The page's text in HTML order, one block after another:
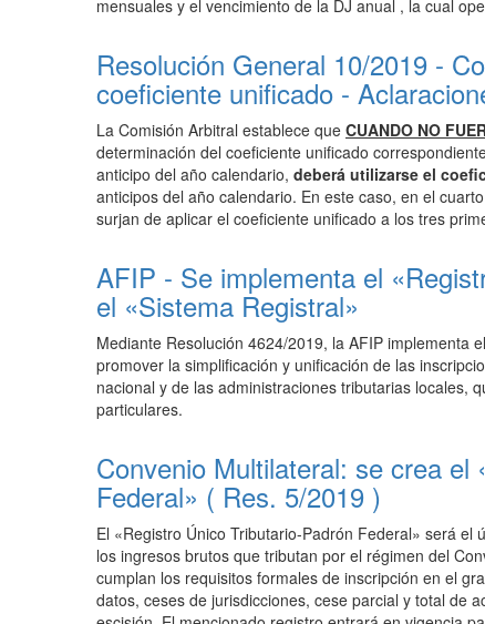
mensuales y el vencimiento de la DJ anual , la cual
Resolución General 10/2019 -
coeficiente unificado -
La Comisión Arbitral establece que CUANDO NO
determinación del coeficiente unificado
anticipo del año calendario, deberá utilizarse el
anticipos del año calendario. En este caso, en el
surjan de aplicar el coeficiente unificado a los tres
AFIP - Se implementa el
el «Sistema Registral»
Mediante Resolución 4624/2019, la AFIP implementa el
promover la simplificación y unificación de las
nacional y de las administraciones tributarias locales,
particulares.
Convenio Multilateral: se crea el
Federal» ( Res. 5/2019 )
El «Registro Único Tributario-Padrón Federal» será
los ingresos brutos que tributan por el régimen del
cumplan los requisitos formales de inscripción en el
datos, ceses de jurisdicciones, cese parcial y total de